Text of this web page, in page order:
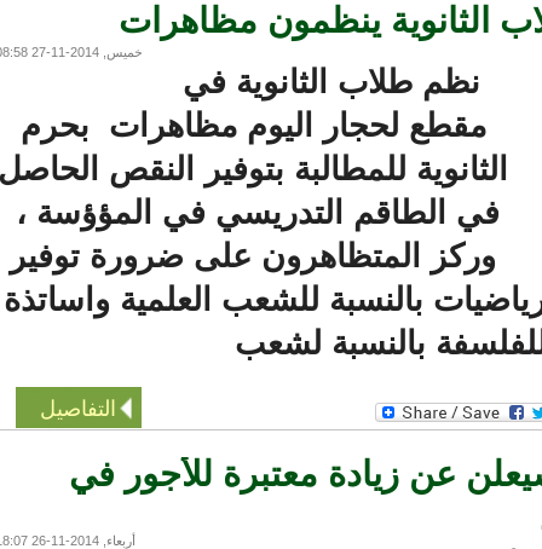
ينظمون مظاهرات
خميس, 2014-11-27 08:58
نظم طلاب الثانوية في
مقطع لحجار اليوم مظاهرات بحرم
الثانوية للمطالبة بتوفير النقص الحاصل
في الطاقم التدريسي في المؤؤسة ،
وركز المتظاهرون على ضرورة توفير
بالنسبة للشعب العلمية واساتذة
بالنسبة لشعب
التفاصيل
عن زيادة معتبرة للأجور في
أربعاء, 2014-11-26 18:07